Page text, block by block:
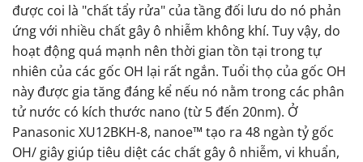
được coi là "chất tẩy rửa" của tầng đối lưu do nó phản
ứng với nhiều chất gây ô nhiễm không khí. Tuy vậy, do
hoạt động quá mạnh nên thời gian tồn tại trong tự
nhiên của các gốc OH lại rất ngắn. Tuổi thọ của gốc OH
này được gia tăng đáng kể nếu nó nằm trong các phân
tử nước có kích thước nano (từ 5 đến 20nm). Ở
Panasonic XU12BKH-8, nanoe™ tạo ra 48 ngàn tỷ gốc
OH/ giây giúp tiêu diệt các chất gây ô nhiễm, vi khuẩn,